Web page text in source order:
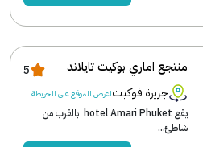
منتجع اماري بوكيت تايلاند
5
جزيرة فوكيتاعرض الموقع على الخريطة
يقع hotel Amari Phuket بالقرب من
شاطئ...